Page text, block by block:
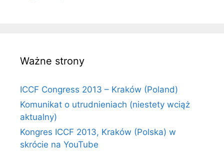
Ważne strony
ICCF Congress 2013 – Kraków (Poland)
Komunikat o utrudnieniach (niestety wciąż
aktualny)
Kongres ICCF 2013, Kraków (Polska) w
skrócie na YouTube